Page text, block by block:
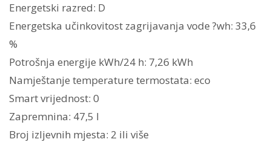
Energetski razred: D
Energetska učinkovitost zagrijavanja vode ?wh: 33,6
%
Potrošnja energije kWh/24 h: 7,26 kWh
Namještanje temperature termostata: eco
Smart vrijednost: 0
Zapremnina: 47,5 l
Broj izljevnih mjesta: 2 ili više